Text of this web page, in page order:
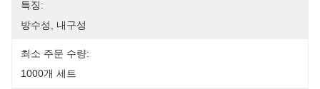
특징:
방수성, 내구성
최소 주문 수량:
1000개 세트